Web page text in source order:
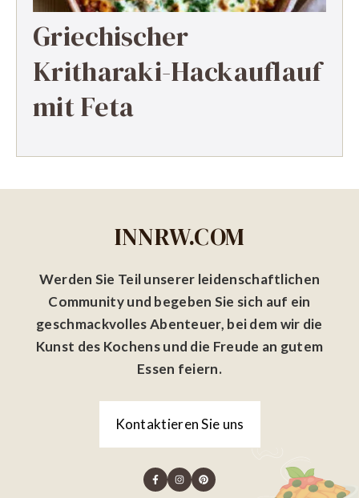
Griechischer
Kritharaki-Hackauflauf
mit Feta
INNRW.COM
Werden Sie Teil unserer leidenschaftlichen
Community und begeben Sie sich auf ein
geschmackvolles Abenteuer, bei dem wir die
Kunst des Kochens und die Freude an gutem
Essen feiern.
Kontaktieren Sie uns